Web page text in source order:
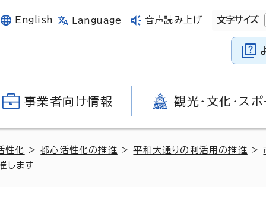
English Language 音声読み上げ 文字サイズ
事業者向け情報 観光・文化・ス
性化 >都心活性化の推進 >平和大通りの利活用の推進 >
します